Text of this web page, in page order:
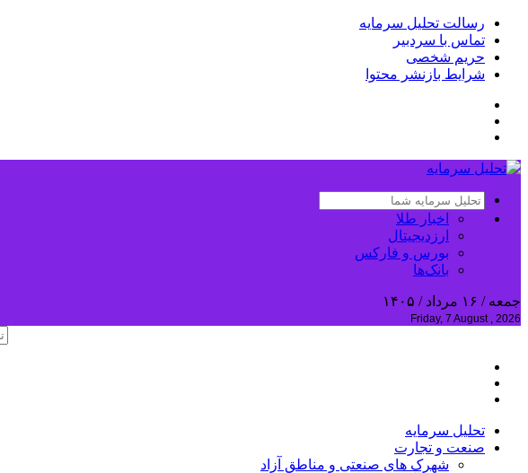
رسالت تحلیل سرمایه
تماس با سردبیر
حریم شخصی
شرایط بازنشر محتوا
اخبار طلا
ارزدیجیتال
بورس و فارکس
بانک‌ها
جمعه / ۱۶ مرداد / ۱۴۰۵
Friday, 7 August , 2026
تحلیل‌ سرمایه
صنعت و تجارت
شهرک های صنعتی و مناطق آزاد